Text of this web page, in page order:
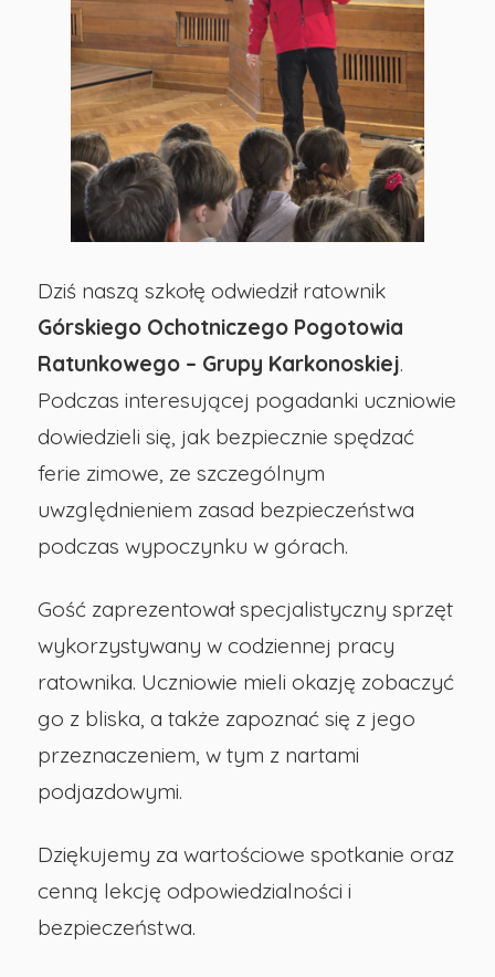
Podstawowa
Opolu
Dziś naszą szkołę odwiedził ratownik
Górskiego Ochotniczego Pogotowia
Ratunkowego – Grupy Karkonoskiej.
Podczas interesującej pogadanki uczniowie
dowiedzieli się, jak bezpiecznie spędzać
ferie zimowe, ze szczególnym
uwzględnieniem zasad bezpieczeństwa
podczas wypoczynku w górach.
Gość zaprezentował specjalistyczny sprzęt
wykorzystywany w codziennej pracy
ratownika. Uczniowie mieli okazję zobaczyć
go z bliska, a także zapoznać się z jego
przeznaczeniem, w tym z nartami
podjazdowymi.
Dziękujemy za wartościowe spotkanie oraz
cenną lekcję odpowiedzialności i
bezpieczeństwa.